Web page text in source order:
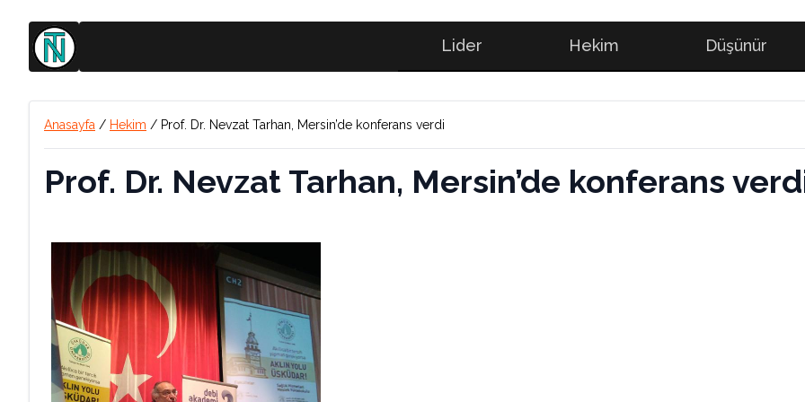
Lider Hekim Düşünür
Anasayfa / Hekim / Prof. Dr. Nevzat Tarhan, Mersin’de konferans verdi
Prof. Dr. Nevzat Tarhan, Mersin’de konferans